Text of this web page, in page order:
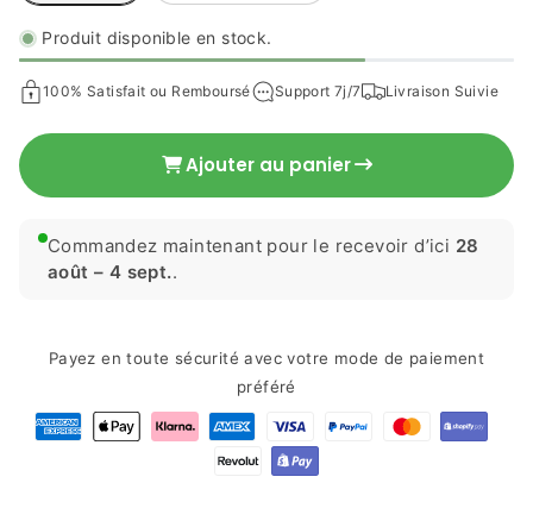
Produit disponible en stock.
100% Satisfait ou Remboursé Support 7j/7 Livraison Suivie
Ajouter au panier
Commandez maintenant pour le recevoir d’ici 28
août – 4 sept..
Payez en toute sécurité avec votre mode de paiement
préféré